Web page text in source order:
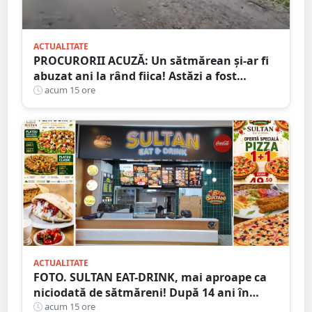
ACTUALITATE
PROCURORII ACUZĂ: Un sătmărean și-ar fi
abuzat ani la rând fiica! Astăzi a fost
arestat!
acum 15 ore
ACTUALITATE
FOTO. SULTAN EAT-DRINK, mai aproape ca
niciodată de sătmăreni! După 14 ani în
Micro 17, și-a deschis porțile în Shopping
acum 15 ore